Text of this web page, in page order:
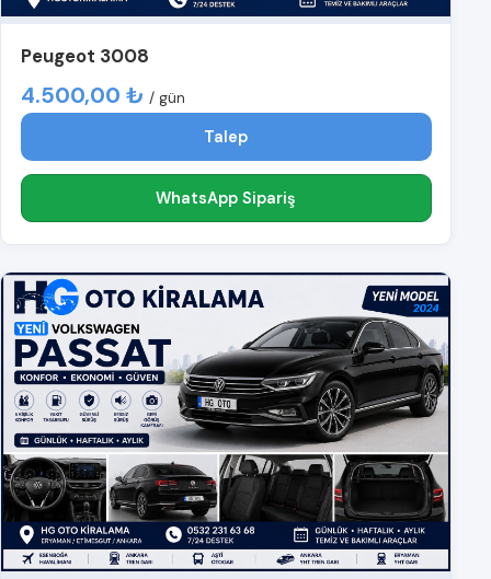
Peugeot 3008
4.500,00 ₺ / gün
Talep
WhatsApp Sipariş